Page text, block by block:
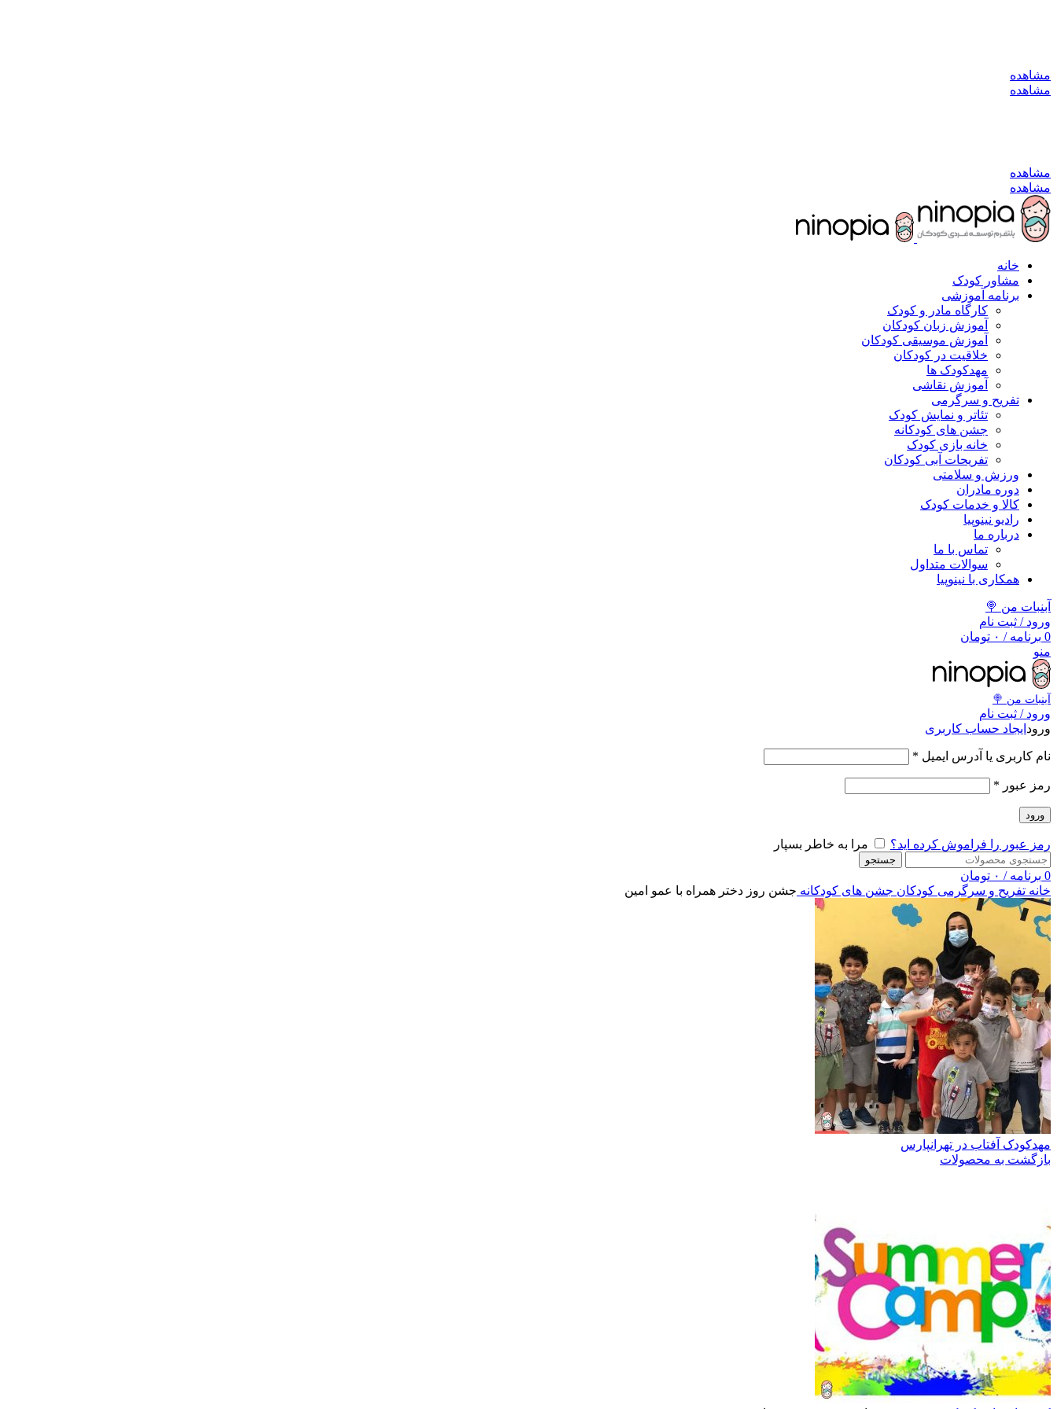
مشاهده
مشاهده
مشاهده
مشاهده
خانه
مشاور کودک
برنامه آموزشی
کارگاه مادر و کودک
آموزش زبان کودکان
آموزش موسیقی کودکان
خلاقیت در کودکان
مهد‌کودک ها
آموزش نقاشی
تفریح و سرگرمی
تئاتر و نمایش کودک
جشن های کودکانه
خانه بازی کودک
تفریحات آبی کودکان
ورزش و سلامتی
دوره مادران
کالا و خدمات کودک
رادیو نینوپیا
درباره ما
تماس با ما
سوالات متداول
همکاری با نینوپیا
آبنبات من 🍭
ورود / ثبت نام
0 برنامه / ۰ تومان
منو
آبنبات‌ من 🍭
ورود / ثبت نام
ورود ایجاد حساب کاربری
نام کاربری یا آدرس ایمیل *
رمز عبور *
ورود
رمز عبور را فراموش کرده اید؟ مرا به خاطر بسپار
جستجو
0 برنامه / ۰ تومان
خانه تفریح و سرگرمی کودکان جشن های کودکانه جشن روز دختر همراه با عمو امین
مهدکودک آفتاب در تهرانپارس
بازگشت به محصولات